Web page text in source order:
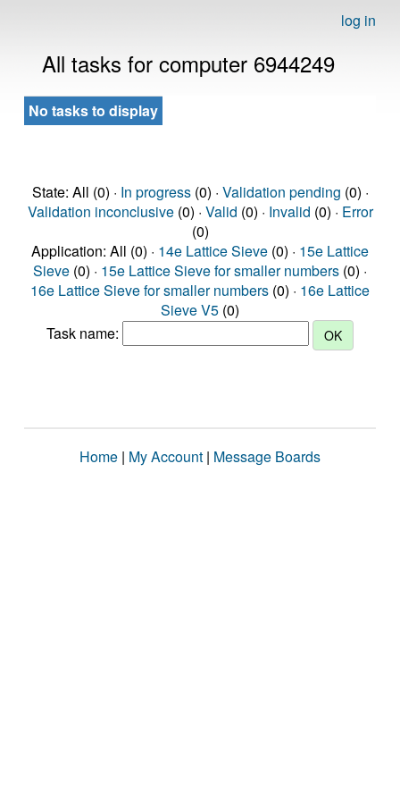
log in
All tasks for computer 6944249
No tasks to display
State: All (0) · In progress(0) · Validation pending (0) ·
Validation inconclusive(0) · Valid (0) · Invalid (0) · Error
(0)
Application: All (0) · 14e Lattice Sieve (0) · 15e Lattice
Sieve (0) · 15e Lattice Sieve for smaller numbers (0) ·
16e Lattice Sieve for smaller numbers (0) · 16e Lattice
Sieve V5 (0)
Task name:
Home | My Account | Message Boards